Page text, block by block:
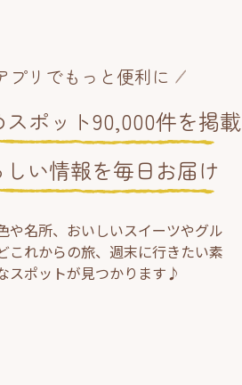
プリでもっと便利に
スポット90,000件を掲載
しい情報を毎日お届け
や名所、おいしいスイーツやグル
これからの旅、週末に行きたい素
スポットが見つかります♪